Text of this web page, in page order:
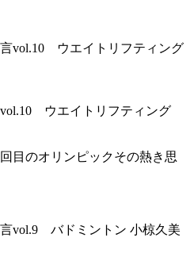
ウエイトリフティング
目のオリンピックその熱き思